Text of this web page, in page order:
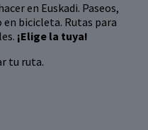
en Euskadi. Paseos,
en bicicleta. Rutas para
¡Elige la tuya!
tu ruta.